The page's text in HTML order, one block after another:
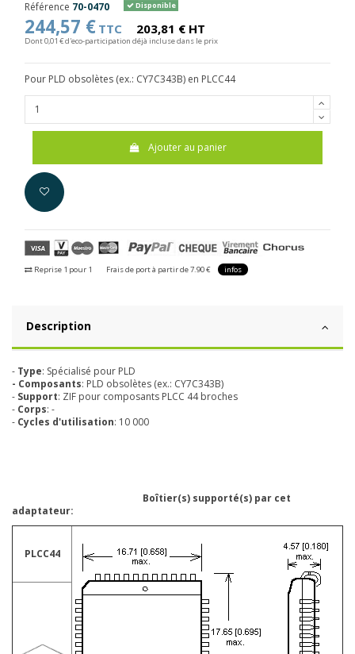
Référence 70-0470 Disponible
244,57 € TTC 203,81 € HT
Dont 0,01 € d'eco-participation déjà incluse dans le prix
Pour PLD obsolètes (ex.: CY7C343B) en PLCC44
Ajouter au panier
Reprise 1 pour 1 Frais de port à partir de 7.90 € infos
Description
- Type: Spécialisé pour PLD
- Composants: PLD obsolètes (ex.: CY7C343B)
- Support: ZIF pour composants PLCC 44 broches
- Corps: -
- Cycles d'utilisation: 10 000
Boîtier(s) supporté(s) par cet
adaptateur:
PLCC44